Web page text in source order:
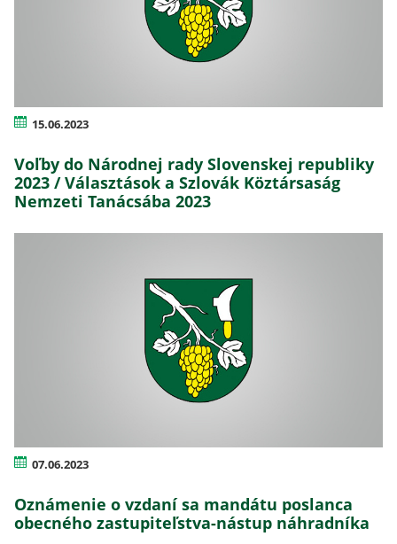
15.06.2023
Voľby do Národnej rady Slovenskej republiky
2023 / Választások a Szlovák Köztársaság
Nemzeti Tanácsába 2023
07.06.2023
Oznámenie o vzdaní sa mandátu poslanca
obecného zastupiteľstva-nástup náhradníka